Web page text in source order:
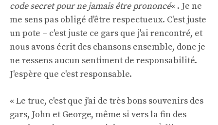
code secret pour ne jamais être prononcé« . Je ne
me sens pas obligé d'être respectueux. C'est juste
un pote – c'est juste ce gars que j'ai rencontré, et
nous avons écrit des chansons ensemble, donc je
ne ressens aucun sentiment de responsabilité.
J'espère que c'est responsable.
« Le truc, c'est que j'ai de très bons souvenirs des
gars, John et George, même si vers la fin des